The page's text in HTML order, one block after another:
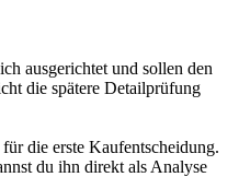
ausgerichtet und sollen den
die spätere Detailprüfung
die erste Kaufentscheidung.
du ihn direkt als Analyse